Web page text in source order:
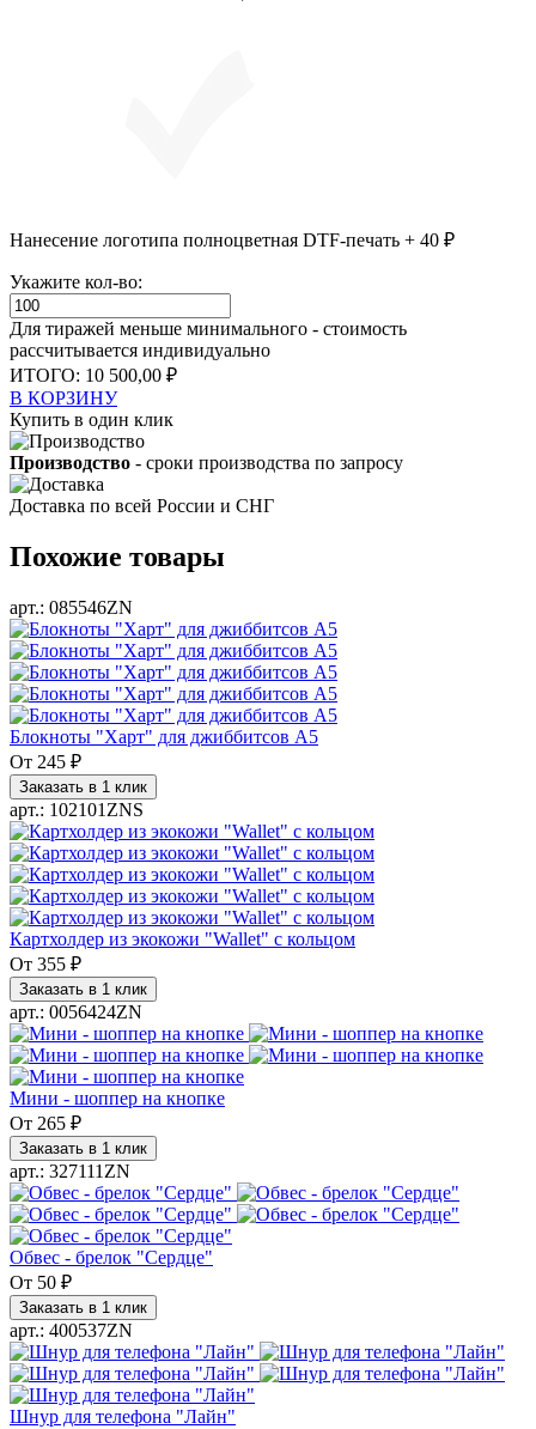
Нанесение логотипа полноцветная DTF-печать + 40 ₽
Укажите кол-во:
Для тиражей меньше минимального - стоимость
рассчитывается индивидуально
ИТОГО: 10 500,00 ₽
В КОРЗИНУ
Купить в один клик
Производство - сроки производства по запросу
Доставка по всей России и СНГ
Похожие товары
арт.: 085546ZN
Блокноты "Харт" для джиббитсов А5
От 245 ₽
Заказать в 1 клик
арт.: 102101ZNS
Картхолдер из экокожи "Wallet" с кольцом
От 355 ₽
Заказать в 1 клик
арт.: 0056424ZN
Мини - шоппер на кнопке
От 265 ₽
Заказать в 1 клик
арт.: 327111ZN
Обвес - брелок "Сердце"
От 50 ₽
Заказать в 1 клик
арт.: 400537ZN
Шнур для телефона "Лайн"